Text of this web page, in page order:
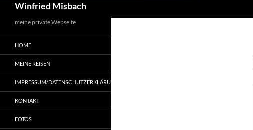
Winfried Misbach
meine private Webseite
HOME
MEINE REISEN
IMPRESSUM/DATENSCHUTZERKLÄRUNG
KONTAKT
FOTOS